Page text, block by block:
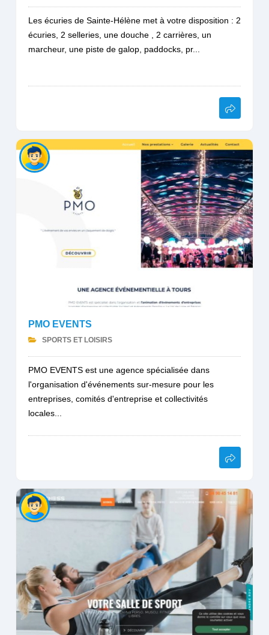
Les écuries de Sainte-Hélène met à votre disposition : 2
écuries, 2 selleries, une douche , 2 carrières, un
marcheur, une piste de galop, paddocks, pr...
PMO EVENTS
SPORTS ET LOISIRS
PMO EVENTS est une agence spécialisée dans
l'organisation d'événements sur-mesure pour les
entreprises, comités d'entreprise et collectivités
locales...